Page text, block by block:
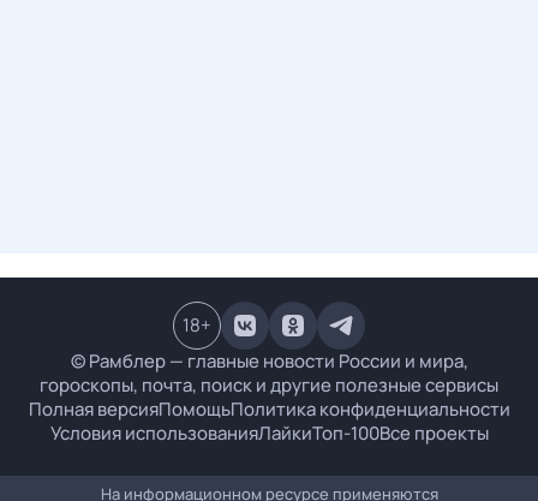
© Рамблер — главные новости России и мира,
гороскопы, почта, поиск и другие полезные сервисы
Полная версияПомощьПолитика конфиденциальности
Условия использованияЛайкиТоп-100Все проекты
18+
На информационном ресурсе применяются